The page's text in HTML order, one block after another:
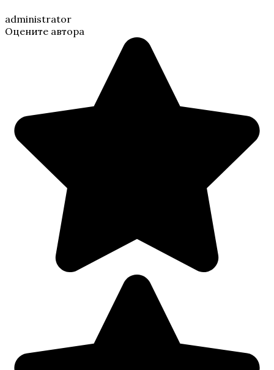
administrator
Оцените автора